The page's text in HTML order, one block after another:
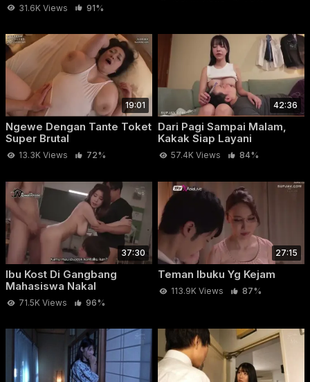
31.6K Views 91%
19:01
Ngewe Dengan Tante Toket
Super Brutal
13.3K Views 72%
42:36
Dari Pagi Sampai Malam,
Kakak Siap Layani
57.4K Views 84%
37:30
Ibu Kost Di Gangbang
Mahasiswa Nakal
71.5K Views 96%
27:15
Teman Ibuku Yg Kejam
113.9K Views 87%